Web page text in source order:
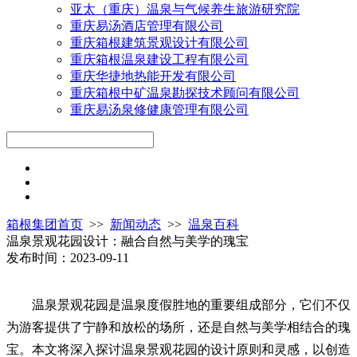
亚太（重庆）温泉与气候养生旅游研究院
重庆易汤酒店管理有限公司
重庆箱根建筑景观设计有限公司
重庆箱根温泉建设工程有限公司
重庆华捷地热能开发有限公司
重庆箱根中矿温泉勘探技术顾问有限公司
重庆易汤泉修健康管理有限公司
箱根集团首页 >> 新闻动态 >> 温泉百科
温泉景观花园设计：融合自然与美学的瑰宝
发布时间：2023-09-11
温泉景观花园是温泉度假胜地的重要组成部分，它们不仅
为游客提供了宁静和放松的场所，还是自然与美学相结合的瑰
宝。本文将深入探讨温泉景观花园的设计原则和灵感，以创造